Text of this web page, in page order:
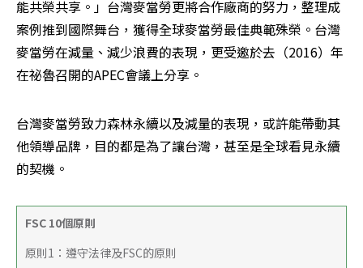
能共榮共享。」台灣麥當勞更將合作廠商的努力，整理成
案例推到國際舞台，獲得全球麥當勞最佳典範殊榮。台灣
麥當勞在減量、減少浪費的表現，更受邀於去（2016）年
在祕魯召開的APEC會議上分享。
台灣麥當勞致力森林永續以及減量的表現，或許能帶動其
他領導品牌，目的都是為了讓台灣，甚至是全球看見永續
的契機。
FSC 10個原則
原則1：遵守法律及FSC的原則